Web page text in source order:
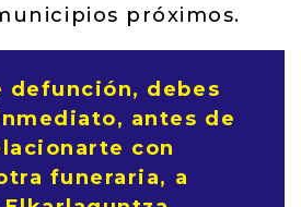
próximos.
defunción, debes
antes de
con
funeraria, a